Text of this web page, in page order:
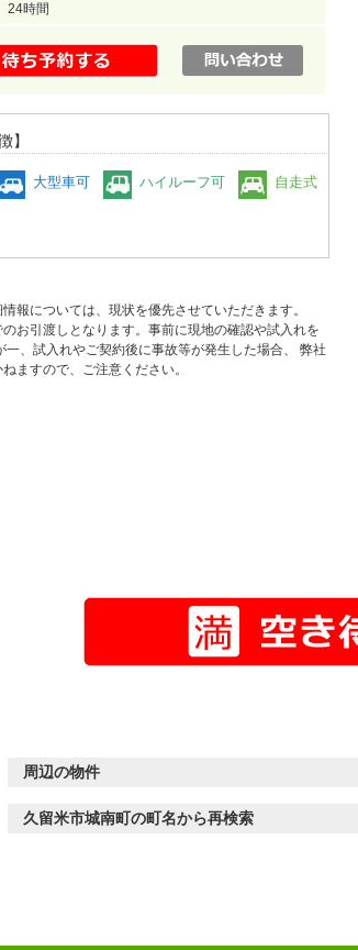
24時間
】
大型車可 ハイルーフ可 自走式
報については、現状を優先させていただきます。
お引渡しとなります。事前に現地の確認や試入れを
一、試入れやご契約後に事故等が発生した場合、 弊社
ますので、ご注意ください。
周辺の物件
久留米市城南町の町名から再検索